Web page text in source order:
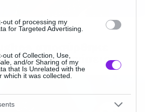
out of processing my
for Targeted Advertising.
out of Collection, Use,
and/or Sharing of my
that Is Unrelated with the
which it was collected.
εκρήξεων)
πυροτεχνημάτων, φτάνουν
μέτρα
36 μηχανές καπνού και 35
εμφανίσεις